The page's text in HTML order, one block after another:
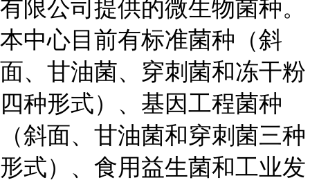
有限公司提供的微生物菌种。
本中心目前有标准菌种（斜
面、甘油菌、穿刺菌和冻干粉
四种形式）、基因工程菌种
（斜面、甘油菌和穿刺菌三种
形式）、食用益生菌和工业发